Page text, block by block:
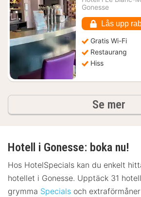
från
kr.
Gonesse
Lås upp
Gratis Wi-Fi
Restaurang
Hiss
Se mer
Hotell i Gonesse: boka nu!
Hos HotelSpecials kan du enkelt
hotellet i Gonesse. Upptäck 31
grymma Specials och